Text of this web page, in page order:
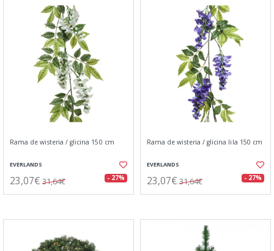
Rama de wisteria / glicina 150 cm
EVERLANDS
23,07€ 31,64€ - 27%
Rama de wisteria / glicina lila 150 cm
EVERLANDS
23,07€ 31,64€ - 27%